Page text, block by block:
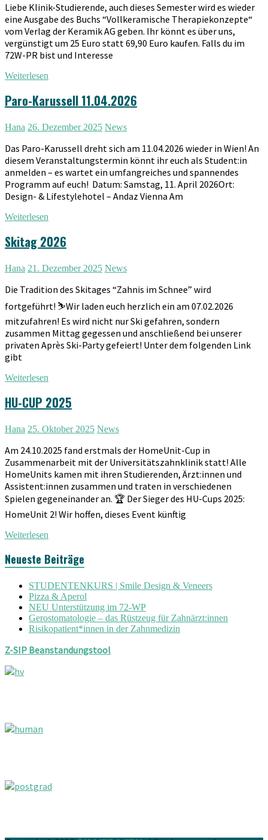
Liebe Klinik-Studierende, auch dieses Semester wird es wieder
eine Ausgabe des Buchs “Vollkeramische Therapiekonzepte“
vom Verlag der Keramik AG geben. Ihr könnt es über uns,
vergünstigt um 25 Euro statt 69,90 Euro kaufen. Falls du im
72W-PR bist und Interesse
Weiterlesen
Paro-Karussell 11.04.2026
Hana 26. Dezember 2025 News
Das Paro-Karussell dreht sich am 11.04.2026 wieder in Wien! An
diesem Veranstaltungstermin könnt ihr euch als Student:in
anmelden – es wartet ein umfangreiches und spannendes
Programm auf euch! Datum: Samstag, 11. April 2026Ort:
Design- & Lifestylehotel – Andaz Vienna Am
Weiterlesen
Skitag 2026
Hana 21. Dezember 2025 News
Die Tradition des Skitages “Zahnis im Schnee” wird
fortgeführt! ⛷️Wir laden euch herzlich ein am 07.02.2026
mitzufahren! Es wird nicht nur Ski gefahren, sondern
zusammen Mittag gegessen und anschließend bei unserer
privaten Après Ski-Party gefeiert! Unter dem folgenden Link
gibt
Weiterlesen
HU-CUP 2025
Hana 25. Oktober 2025 News
Am 24.10.2025 fand erstmals der HomeUnit-Cup in
Zusammenarbeit mit der Universitätszahnklinik statt! Alle
HomeUnits kamen mit ihren Studierenden, Ärzt:innen und
Assistent:innen zusammen und traten in verschiedenen
Spielen gegeneinander an. 🏆 Der Sieger des HU-Cups 2025:
HomeUnit 2! Wir hoffen, dieses Event künftig
Weiterlesen
Neueste Beiträge
STUDENTENKURS | Smile Design & Veneers
Pizza & Aperol
NEU Unterstützung im 72-WP
Gerostomatologie – das Rüstzeug für Zahnärzt:innen
Risikopatient*innen in der Zahnmedizin
Z-SIP Beanstandungstool